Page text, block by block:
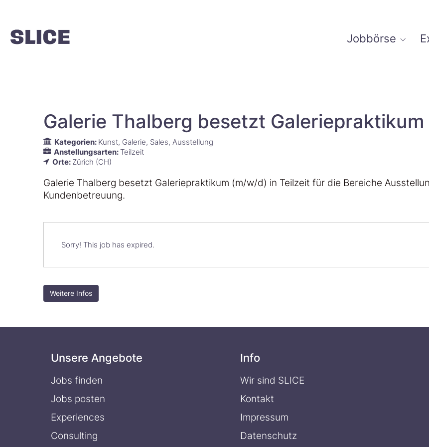
Jobbörse
Galerie Thalberg besetzt
Kategorien: Kunst Galerie Sales Ausstellung
Anstellungsarten:Teilzeit
Orte: Zürich (CH)
Galerie Thalberg besetzt Galeriepraktikum (m/w/d) in Teilzeit für die Bereiche
Kundenbetreuung.
Sorry! This job has expired.
Weitere Infos
Unsere Angebote
Jobs finden
Jobs posten
Experiences
Consulting
Info
Wir sind SLICE
Kontakt
Impressum
Datenschutz